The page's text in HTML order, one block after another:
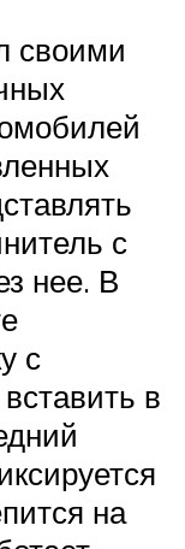
своими
с
нее. В
с
в
на